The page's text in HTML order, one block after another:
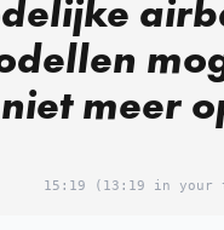
meer
15:19 (13:19 in your